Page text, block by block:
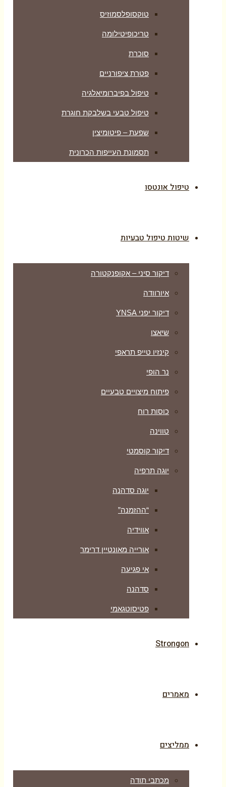
טוקסופלסמוזיס
טריכופיטילומה
סוכרת
פטרת ציפורניים
טיפול בפיברומיאלגיה
טיפול טבעי בשלבקת חוגרת
שפעת – פיטומיצין
תסמונת העייפות הכרונית
טיפול אונטסו
שיטות טיפול טבעיות
דיקור סיני – אקופנקטורה
איורוודה
דיקור יפני YNSA
שיאצו
קינזיו טייפ תראפי
נר הופי
פיתוח מיצויים טבעיים
כוסות רוח
טווינה
דיקור קוסמטי
יוגה תרפיה
יוגה סדהנה
“ההזמנה”
אווידיה
אורייה מאונטיין דרימר
אי פגיעה
סדהנה
פטיסוטגאמי
Strongon
מאמרים
ממליצים
מכתבי תודה